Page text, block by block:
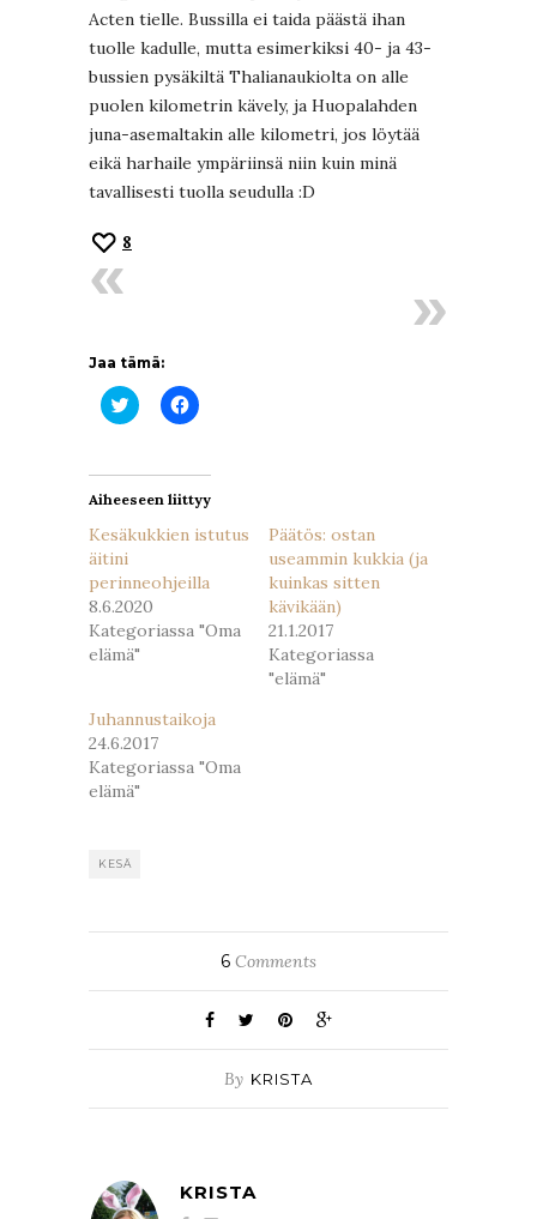
Acten tielle. Bussilla ei taida päästä ihan
tuolle kadulle, mutta esimerkiksi 40- ja 43-
bussien pysäkiltä Thalianaukiolta on alle
puolen kilometrin kävely, ja Huopalahden
juna-asemaltakin alle kilometri, jos löytää
eikä harhaile ympäriinsä niin kuin minä
tavallisesti tuolla seudulla :D
8
Jaa tämä:
Jaa
Twitterissä(Avautuu
Jaa
Facebookissa(Avautuu
Aiheeseen liittyy
Kesäkukkien istutus
äitini
perinneohjeilla
8.6.2020
Kategoriassa "Oma
elämä"
Päätös: ostan
useammin kukkia (ja
kuinkas sitten
kävikään)
21.1.2017
Kategoriassa
"elämä"
Juhannustaikoja
24.6.2017
Kategoriassa "Oma
elämä"
KESÄ
6 Comments
By KRISTA
KRISTA